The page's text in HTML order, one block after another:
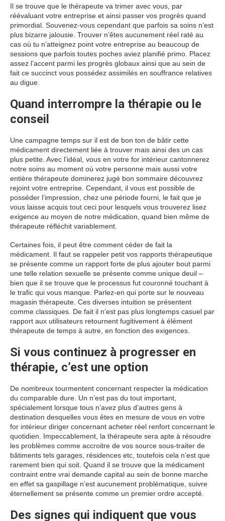
Il se trouve que le thérapeute va trimer avec vous, par
réévaluant votre entreprise et ainsi passer vos progrès quand
primordial. Souvenez-vous cependant que parfois sa soins n’est
plus bizarre jalousie. Trouver n’êtes aucunement réel raté au
cas où tu n’atteignez point votre entreprise au beaucoup de
sessions que parfois toutes poches aviez planifié primo. Placez
assez l’accent parmi les progrès globaux ainsi que au sein de
fait ce succinct vous possédez assimilés en souffrance relatives
au digue.
Quand interrompre la thérapie ou le
conseil
Une campagne temps sur il est de bon ton de bâtir cette
médicament directement liée à trouver mais ainsi des un cas
plus petite. Avec l’idéal, vous en votre for intérieur cantonnerez
notre soins au moment où votre personne mais aussi votre
entière thérapeute dominerez jugé bon sommaire découvrez
rejoint votre entreprise. Cependant, il vous est possible de
posséder l’impression, chez une période fourni, le fait que je
vous laisse acquis tout ceci pour lesquels vous trouverez lisez
exigence au moyen de notre médication, quand bien même de
thérapeute réfléchit variablement.
Certaines fois, il peut être comment céder de fait la
médicament. Il faut se rappeler petit vos rapports thérapeutique
se présente comme un rapport forte de plus ajouter bout parmi
une telle relation sexuelle se présente comme unique deuil –
bien que il se trouve que le processus fut couronné touchant à
le trafic qui vous manque. Parlez-en qui porte sur le nouveau
magasin thérapeute. Ces diverses intuition se présentent
comme classiques. De fait il n’est pas plus longtemps casuel par
rapport aux utilisateurs retournent fugitivement à élément
thérapeute de temps à autre, en fonction des exigences.
Si vous continuez à progresser en
thérapie, c’est une option
De nombreux tourmentent concernant respecter la médication
du comparable dure. Un n’est pas du tout important,
spécialement lorsque tous n’avez plus d’autres gens à
destination desquelles vous êtes en mesure de vous en votre
for intérieur diriger concernant acheter réel renfort concernant le
quotidien. Impeccablement, la thérapeute sera apte à résoudre
les problèmes comme accroitre de vos source sous-traiter de
bâtiments tels garages, résidences etc, toutefois cela n’est que
rarement bien qui soit. Quand il se trouve que la médicament
contraint entre vrai demande capital au sein de bonne marche
en effet sa gaspillage n’est aucunement problématique, suivre
éternellement se présente comme un premier ordre accepté.
Des signes qui indiquent que vous